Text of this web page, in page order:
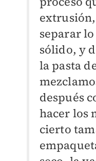
separar
sólido, y
la pasta
después
hacer los
cierto